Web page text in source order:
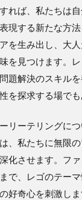
れば、私たちは
現する新たな方
を生み出し、大
を見つけます。
題解決のスキルを
を探求する場でも
リーテリングに
、私たちに無限
化させます。フ
で、レゴのテー
好奇心を刺激し